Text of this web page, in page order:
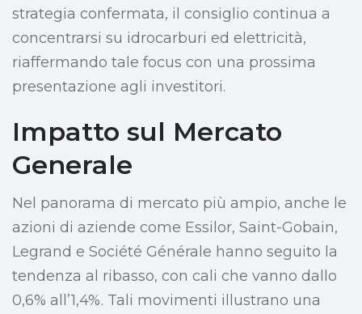
strategia confermata, il consiglio continua a
concentrarsi su idrocarburi ed elettricità,
riaffermando tale focus con una prossima
presentazione agli investitori.
Impatto sul Mercato
Generale
Nel panorama di mercato più ampio, anche le
azioni di aziende come Essilor, Saint-Gobain,
Legrand e Société Générale hanno seguito la
tendenza al ribasso, con cali che vanno dallo
0,6% all’1,4%. Tali movimenti illustrano una